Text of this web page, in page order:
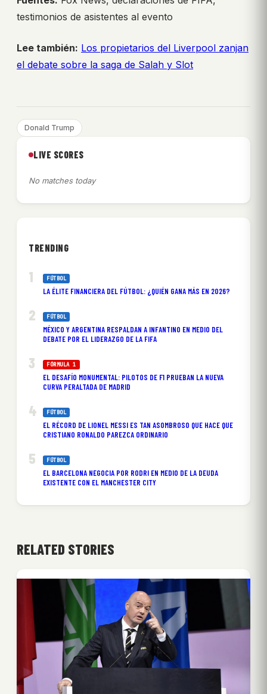
testimonios de asistentes al evento
Lee también: Los propietarios del Liverpool zanjan
el debate sobre la saga de Salah y Slot
Donald Trump
LIVE SCORES
No matches today
TRENDING
FÚTBOL
LA ÉLITE FINANCIERA DEL FÚTBOL: ¿QUIÉN GANA MÁS EN 2026?
FÚTBOL
MÉXICO Y ARGENTINA RESPALDAN A INFANTINO EN MEDIO DEL
DEBATE POR EL LIDERAZGO DE LA FIFA
FÓRMULA 1
EL DESAFÍO MONUMENTAL: PILOTOS DE F1 PRUEBAN LA NUEVA
CURVA PERALTADA DE MADRID
FÚTBOL
EL RÉCORD DE LIONEL MESSI ES TAN ASOMBROSO QUE HACE QUE
CRISTIANO RONALDO PAREZCA ORDINARIO
FÚTBOL
EL BARCELONA NEGOCIA POR RODRI EN MEDIO DE LA DEUDA
EXISTENTE CON EL MANCHESTER CITY
RELATED STORIES